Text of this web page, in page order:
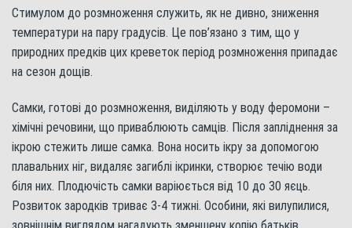
Стимулом до розмноження служить, як не дивно, зниження
температури на пару градусів. Це пов’язано з тим, що у
природних предків цих креветок період розмноження припадає
на сезон дощів.
Самки, готові до розмноження, виділяють у воду феромони –
хімічні речовини, що приваблюють самців. Після запліднення за
ікрою стежить лише самка. Вона носить ікру за допомогою
плавальних ніг, видаляє загиблі ікринки, створює течію води
біля них. Плодючість самки варіюється від 10 до 30 яєць.
Розвиток зародків триває 3-4 тижні. Особини, які вилупилися,
зовнішнім виглядом нагадують зменшену копію батьків.